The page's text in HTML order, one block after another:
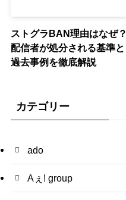
ストグラBAN理由はなぜ？
配信者が処分される基準と
過去事例を徹底解説
カテゴリー
ado
Aぇ! group